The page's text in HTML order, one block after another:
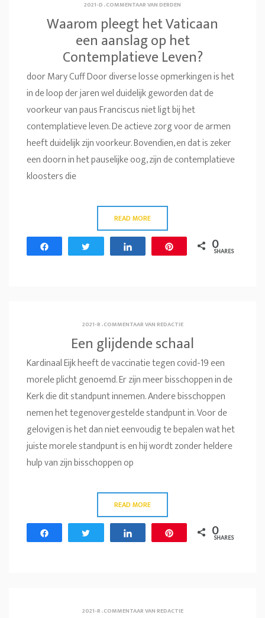
2021-D.COMMENTAAR VAN DERDEN
Waarom pleegt het Vaticaan
een aanslag op het
Contemplatieve Leven?
door Mary Cuff Door diverse losse opmerkingen is het
in de loop der jaren wel duidelijk geworden dat de
voorkeur van paus Franciscus niet ligt bij het
contemplatieve leven. De actieve zorg voor de armen
heeft duidelijk zijn voorkeur. Bovendien, en dat is zeker
een doorn in het pauselijke oog, zijn de contemplatieve
kloosters die
READ MORE
0
SHARES
2021-R.COMMENTAAR VAN REDACTIE
Een glijdende schaal
Kardinaal Eijk heeft de vaccinatie tegen covid-19 een
morele plicht genoemd. Er zijn meer bisschoppen in de
Kerk die dit standpunt innemen. Andere bisschoppen
nemen het tegenovergestelde standpunt in. Voor de
gelovigen is het dan niet eenvoudig te bepalen wat het
juiste morele standpunt is en hij wordt zonder heldere
hulp van zijn bisschoppen op
READ MORE
0
SHARES
2021-R.COMMENTAAR VAN REDACTIE